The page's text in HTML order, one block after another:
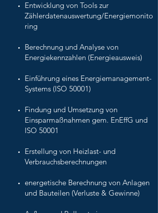
Entwicklung von Tools zur
Zählerdatenauswertung/Energiemonito
ring
Berechnung und Analyse von
Energiekennzahlen (Energieausweis)
Einführung eines Energiemanagement-
Systems (ISO 50001)
Findung und Umsetzung von
Einsparmaßnahmen gem. EnEffG und
ISO 50001
Erstellung von Heizlast- und
Verbrauchsberechnungen
energetische Berechnung von Anlagen
und Bauteilen (Verluste & Gewinne)